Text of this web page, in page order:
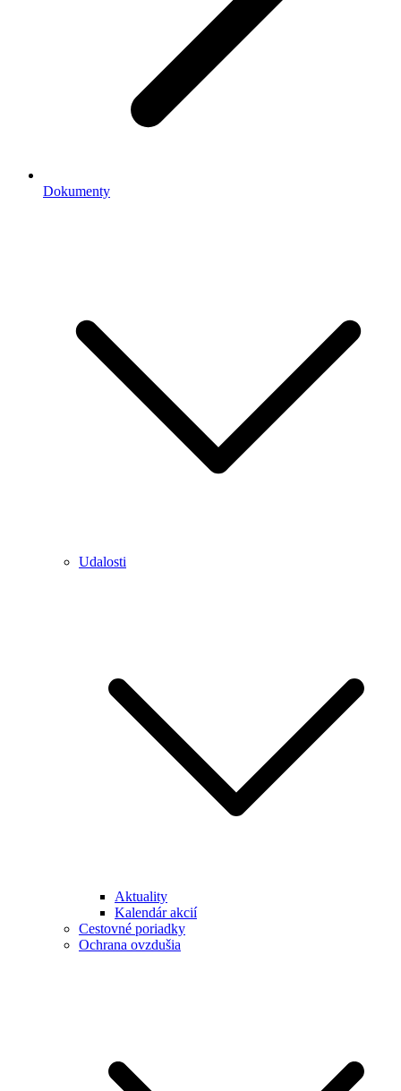
Dokumenty
Udalosti
Aktuality
Kalendár akcií
Cestovné poriadky
Ochrana ovzdušia